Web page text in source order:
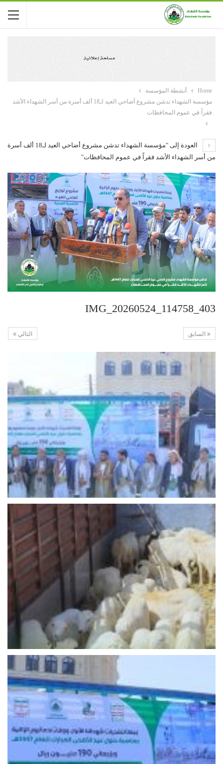
Home
أنشطة المؤسسة
مؤسسة الشهداء تدشن مشروع أضاحي العيد لـ18 ألف أسرة من أسر الشهداء الأشد
فقراً في عموم المحافظات
العودة إلى "مؤسسة الشهداء تدشن مشروع أضاحي العيد لـ18 ألف أسرة
من أسر الشهداء الأشد فقراً في عموم المحافظات"
IMG_20260524_114758_403
التالي السابق